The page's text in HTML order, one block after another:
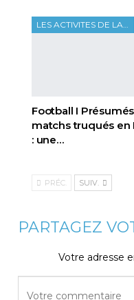
LES ACTIVITES DE LA FTF
Football I Présumés
matchs truqués en
: une…
PRÉC. SUIV.
PARTAGEZ
Votre adresse